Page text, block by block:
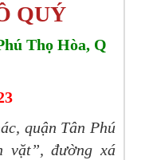
QUÝ
Thọ Hòa, Q
quận Tân Phú
vặt”, đường xá